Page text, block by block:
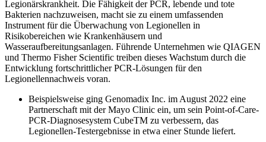
Legionärskrankheit. Die Fähigkeit der PCR, lebende und tote
Bakterien nachzuweisen, macht sie zu einem umfassenden
Instrument für die Überwachung von Legionellen in
Risikobereichen wie Krankenhäusern und
Wasseraufbereitungsanlagen. Führende Unternehmen wie QIAGEN
und Thermo Fisher Scientific treiben dieses Wachstum durch die
Entwicklung fortschrittlicher PCR-Lösungen für den
Legionellennachweis voran.
Beispielsweise ging Genomadix Inc. im August 2022 eine
Partnerschaft mit der Mayo Clinic ein, um sein Point-of-Care-
PCR-Diagnosesystem CubeTM zu verbessern, das
Legionellen-Testergebnisse in etwa einer Stunde liefert.